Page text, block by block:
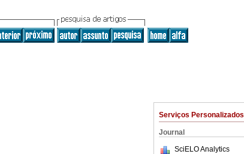
Serviços Personalizados
Journal
SciELO Analytics